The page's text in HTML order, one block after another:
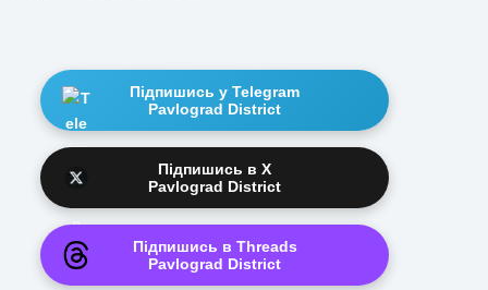
Підпишись у Telegram
Pavlograd District
Підпишись в X
Pavlograd District
Підпишись в Threads
Pavlograd District